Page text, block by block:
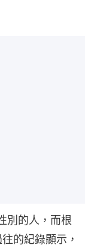
別的人，而根
的紀錄顯示，